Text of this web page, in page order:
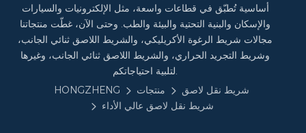
أساسية تُطبّق في قطاعات واسعة، مثل الإلكترونيات والسيارات
والإسكان والبنية التحتية والبيئة والطب. وحتى الآن، غطّت منتجاتنا
مجالات شريط الرغوة الأكريليكي، والشريط اللاصق ثنائي الجانب،
وشريط التجريد الحراري، والشريط اللاصق ثنائي الجانب، وغيرها
لتلبية احتياجاتكم.
HONGZHENG
منتجات
شريط نقل لاصق
شريط نقل لاصق عالي الأداء